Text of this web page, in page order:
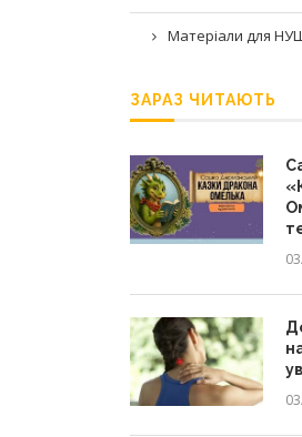
Матеріали для
ЗАРАЗ ЧИТАЮТЬ